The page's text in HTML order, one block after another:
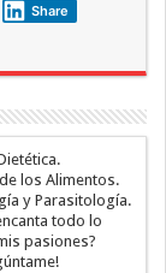
Share
los Alimentos.
y Parasitología.
todo lo
pasiones?